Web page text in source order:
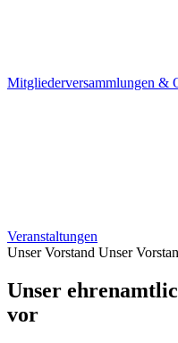
Mitgliederversammlungen &
Veranstaltungen
Unser Vorstand Unser
Unser
vor